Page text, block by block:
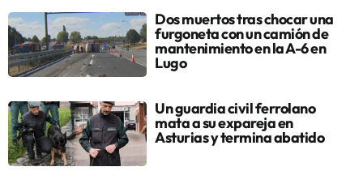
Dos muertos tras chocar una
furgoneta con un camión de
mantenimiento en la A-6 en
Lugo
Un guardia civil ferrolano
mata a su expareja en
Asturias y termina abatido